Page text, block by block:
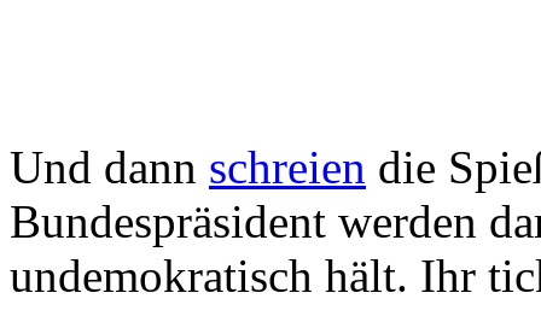
Und dann schreien die
Bundespräsident werden
undemokratisch hält. Ihr